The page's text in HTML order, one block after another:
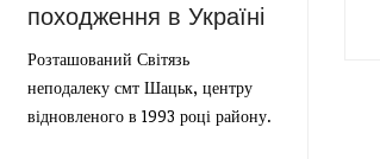
походження в Україні
Розташований Світязь
неподалеку смт Шацьк, центру
відновленого в 1993 році району.